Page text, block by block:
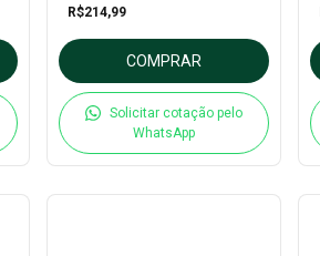
R$214,99
COMPRAR
Solicitar cotação pelo
WhatsApp